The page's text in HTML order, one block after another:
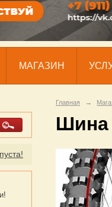
МАГАЗИН
Главная →
Шина